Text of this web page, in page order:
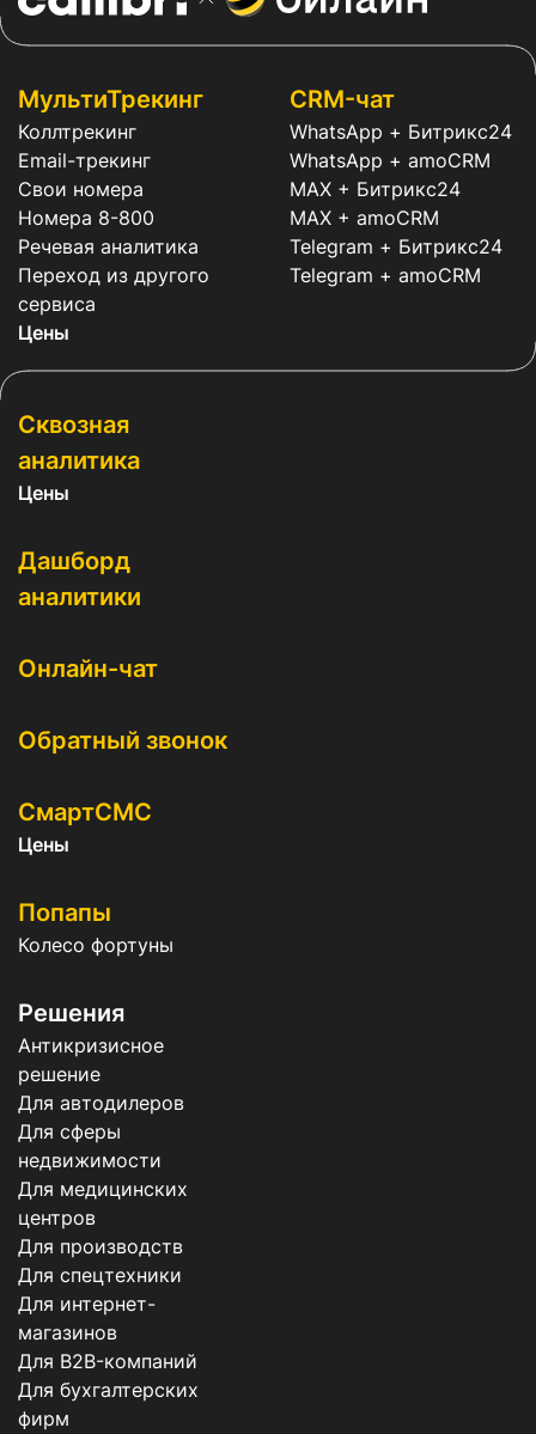
МультиТрекинг
Коллтрекинг
Email-трекинг
Свои номера
Номера 8-800
Речевая аналитика
Переход из другого
сервиса
Цены
CRM-чат
WhatsApp + Битрикс24
WhatsApp + amoCRM
MAX + Битрикс24
MAX + amoCRM
Telegram + Битрикс24
Telegram + amoCRM
Сквозная
аналитика
Цены
Дашборд
аналитики
Онлайн-чат
Обратный звонок
СмартСМС
Цены
Попапы
Колесо фортуны
Решения
Антикризисное
решение
Для автодилеров
Для сферы
недвижимости
Для медицинских
центров
Для производств
Для спецтехники
Для интернет-
магазинов
Для B2B-компаний
Для бухгалтерских
фирм